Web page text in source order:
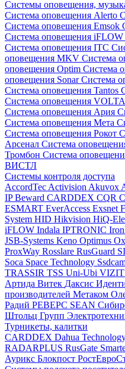
Системы оповещения,
Система оповещения Alerto
Система оповещения Emsok
Система оповещения iFLOW
Система оповещения ITC
оповещения MKV Система
оповещения Optim Система
оповещения SonarСистема
Система оповещения Tantos
Система оповещения VOLTA
Система оповещения Ария
Система оповещения Мета
Система оповещения Рокот
Арсенал Система
Тромбон Система
ВИСТЛ
Системы контроля доступа
AccordTec Activision Akuvox
IPBeward CARDDEX CQR
ESMART EverAccess Exsnet
System HID Hikvision HiQ-
iFLOW Indala IPTRONIC
JSB-Systems Keno Optimus
ProxWay Rosslare RusGuard
Soca Space Technology
TRASSIR TSS Uni-Ubi VIZIT
Артида Витек Даксис
производителей Метаком
Радий РЕВЕРС SEAN
Штольц Групп
Турникеты, калитки
CARDDEX Dahua
RADARPLUS RusGate
Аурикс Блокпост